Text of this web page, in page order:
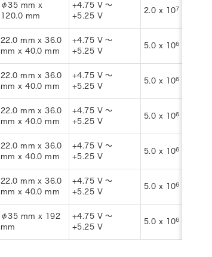
φ35 mm x
120.0 mm
+4.75 V ～
+5.25 V
2.0 x 107
22.0 mm x 36.0
mm x 40.0 mm
+4.75 V ～
+5.25 V
5.0 x 106
22.0 mm x 36.0
mm x 40.0 mm
+4.75 V ～
+5.25 V
5.0 x 106
22.0 mm x 36.0
mm x 40.0 mm
+4.75 V ～
+5.25 V
5.0 x 106
22.0 mm x 36.0
mm x 40.0 mm
+4.75 V ～
+5.25 V
5.0 x 106
22.0 mm x 36.0
mm x 40.0 mm
+4.75 V ～
+5.25 V
5.0 x 106
φ35 mm x 192
mm
+4.75 V ～
+5.25 V
5.0 x 106